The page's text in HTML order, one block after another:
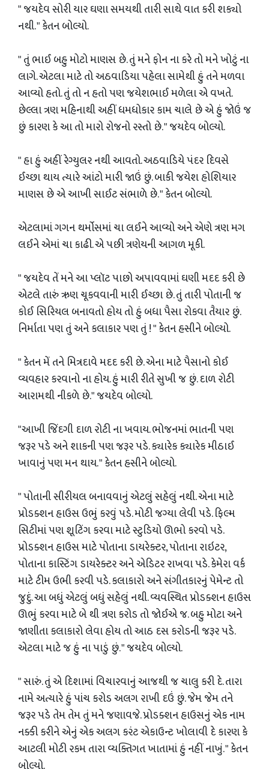
" જયદેવ સોરી યાર ઘણા સમયથી તારી સાથે વાત કરી શક્યો
નથી. " કેતન બોલ્યો.
" તું ભાઈ બહુ મોટો માણસ છે. તું મને ફોન ના કરે તો મને ખોટું ના
લાગે. એટલા માટે તો અઠવાડિયા પહેલા સામેથી હું તને મળવા
આવ્યો હતો. તું તો ન હતો પણ જયેશભાઈ મળેલા એ વખતે.
છેલ્લા ત્રણ મહિનાથી અહીં ધમધોકાર કામ ચાલે છે એ હું જોઉં જ
છું કારણ કે આ તો મારો રોજનો રસ્તો છે. " જયદેવ બોલ્યો.
" હા હું અહીં રેગ્યુલર નથી આવતો. અઠવાડિયે પંદર દિવસે
ઈચ્છા થાય ત્યારે આંટો મારી જાઉં છું. બાકી જયેશ હોશિયાર
માણસ છે એ આખી સાઈટ સંભાળે છે. " કેતન બોલ્યો.
એટલામાં ગગન થર્મોસમાં ચા લઈને આવ્યો અને એણે ત્રણ મગ
લઈને એમાં ચા કાઢી. એ પછી ત્રણેયની આગળ મૂકી.
" જયદેવ તેં મને આ પ્લૉટ પાછો અપાવવામાં ઘણી મદદ કરી છે
એટલે તારું ઋણ ચૂકવવાની મારી ઈચ્છા છે. તું તારી પોતાની જ
કોઈ સિરિયલ બનાવતો હોય તો હું બધા પૈસા રોકવા તૈયાર છું.
નિર્માતા પણ તું અને કલાકાર પણ તું ! " કેતન હસીને બોલ્યો.
" કેતન મેં તને મિત્રદાવે મદદ કરી છે. એના માટે પૈસાનો કોઈ
વ્યવહાર કરવાનો ના હોય. હું મારી રીતે સુખી જ છું. દાળ રોટી
આરામથી નીકળે છે." જયદેવ બોલ્યો.
"આખી જિંદગી દાળ રોટી ના ખવાય. ભોજનમાં ભાતની પણ
જરૂર પડે અને શાકની પણ જરૂર પડે. ક્યારેક ક્યારેક મીઠાઈ
ખાવાનું પણ મન થાય. " કેતન હસીને બોલ્યો.
" પોતાની સીરીયલ બનાવવાનું એટલું સહેલું નથી. એના માટે
પ્રોડક્શન હાઉસ ઉભું કરવું પડે. મોટી જગ્યા લેવી પડે. ફિલ્મ
સિટીમાં પણ શૂટિંગ કરવા માટે સ્ટુડિયો ઊભો કરવો પડે.
પ્રોડક્શન હાઉસ માટે પોતાના ડાયરેક્ટર, પોતાના રાઇટર,
પોતાના કાસ્ટિંગ ડાયરેક્ટર અને એડિટર રાખવા પડે. કેમેરા વર્ક
માટે ટીમ ઉભી કરવી પડે. કલાકારો અને સંગીતકારનું પેમેન્ટ તો
જુદું. આ બધું એટલું બધું સહેલું નથી. વ્યવસ્થિત પ્રોડક્શન હાઉસ
ઊભું કરવા માટે બે થી ત્રણ કરોડ તો જોઈએ જ. બહુ મોટા અને
જાણીતા કલાકારો લેવા હોય તો આઠ દસ કરોડની જરૂર પડે.
એટલા માટે જ હું ના પાડું છું. " જયદેવ બોલ્યો.
" સારું. તું એ દિશામાં વિચારવાનું આજથી જ ચાલુ કરી દે. તારા
નામે અત્યારે હું પાંચ કરોડ અલગ રાખી દઉં છું. જેમ જેમ તને
જરૂર પડે તેમ તેમ તું મને જણાવજે. પ્રોડક્શન હાઉસનું એક નામ
નક્કી કરીને એનું એક અલગ કરંટ એકાઉન્ટ ખોલાવી દે કારણ કે
આટલી મોટી રકમ તારા વ્યક્તિગત ખાતામાં હું નહીં નાખું. " કેતન